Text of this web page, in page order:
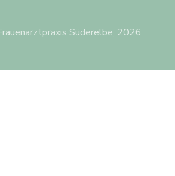
Süderelbe, 2026